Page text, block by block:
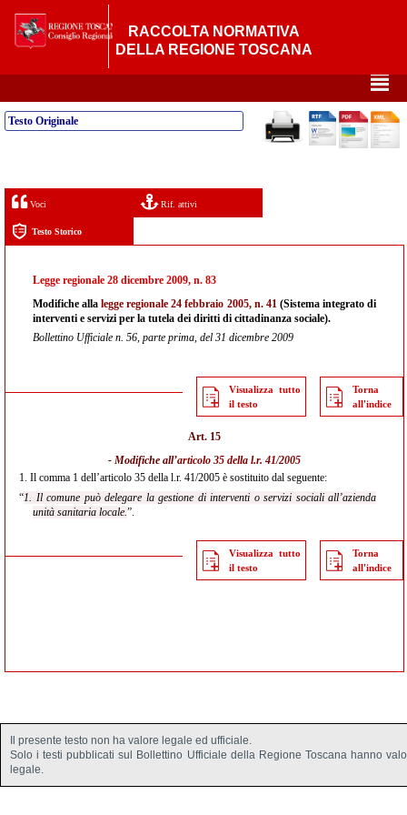
RACCOLTA NORMATIVA
DELLA REGIONE TOSCANA
²
Testo Originale
Voci Rif. attivi
Testo Storico
Legge regionale 28 dicembre 2009, n. 83
Modifiche allalegge regionale 24 febbraio 2005, n. 41(Sistema integrato di
interventi e servizi per la tutela dei diritti di cittadinanza sociale).
Bollettino Ufficiale n. 56, parte prima, del 31 dicembre 2009
Visualizza tutto
il testo
Torna
all'indice
Art. 15
- Modifiche all’articolo 35 della l.r. 41/2005
1. Il comma 1 dell’articolo 35 della l.r. 41/2005 è sostituito dal seguente:
“1. Il comune può delegare la gestione di interventi o servizi sociali all’azienda
unità sanitaria locale.”.
Visualizza tutto
il testo
Torna
all'indice
Il presente testo non ha valore legale ed ufficiale.
Solo i testi pubblicati sul Bollettino Ufficiale della Regione Toscana hanno
legale.